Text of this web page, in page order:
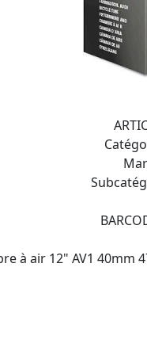
à air 12" AV1 40mm